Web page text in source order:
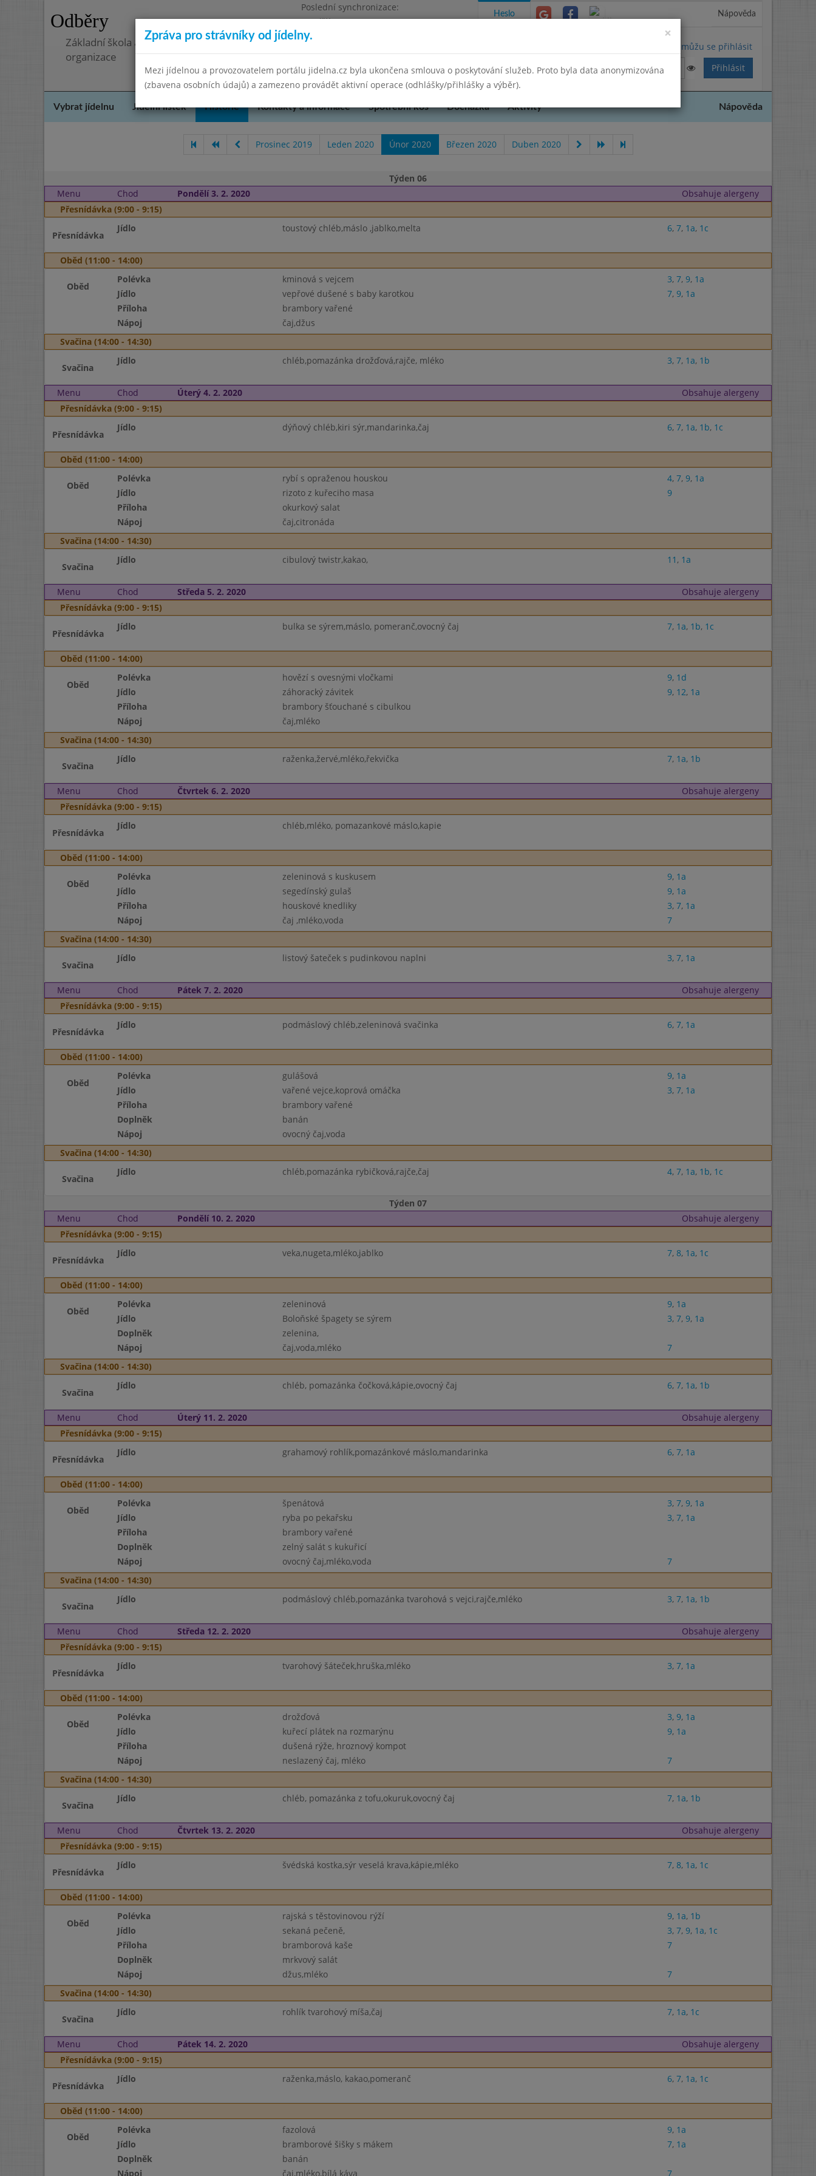
Odběry
Poslední synchronizace:
Pondělí 7.7.2025 9:58
Základní škola a mateřská škola, Pavlovice u Přerova, okres Přerov, příspěvková
organizace
Heslo Nápověda
Nemůžu se přihlásit
Vybrat jídelnu Jídelní lístek Historie Kontakty a informace Spotřební koš Docházka Aktivity Nápověda
Prosinec 2019 Leden 2020 Únor 2020 Březen 2020 Duben 2020
Týden 06
Menu
Chod Pondělí 3. 2. 2020
Obsahuje alergeny
Přesnídávka (9:00 - 9:15)
Přesnídávka
Jídlo toustový chléb,máslo ,jablko,melta 6, 7, 1a, 1c
Oběd (11:00 - 14:00)
Oběd
Polévka kminová s vejcem 3, 7, 9, 1a
Jídlo
vepřové dušené s baby karotkou 7, 9, 1a
Příloha
brambory vařené
Nápoj
čaj,džus
Svačina (14:00 - 14:30)
Svačina
Jídlo chléb,pomazánka drožďová,rajče, mléko 3, 7, 1a, 1b
Menu Chod Úterý 4. 2. 2020
Obsahuje alergeny
Přesnídávka (9:00 - 9:15)
Přesnídávka
Jídlo dýňový chléb,kiri sýr,mandarinka,čaj 6, 7, 1a, 1b, 1c
Oběd (11:00 - 14:00)
Oběd
Polévka rybí s opraženou houskou 4, 7, 9, 1a
Jídlo
rizoto z kuřeciho masa
9
Příloha
okurkový salat
Nápoj
čaj,citronáda
Svačina (14:00 - 14:30)
Svačina
Jídlo cibulový twistr,kakao, 11 , 1a
Menu Chod Středa 5. 2. 2020
Obsahuje alergeny
Přesnídávka (9:00 - 9:15)
Přesnídávka
Jídlo bulka se sýrem,máslo, pomeranč,ovocný čaj 7, 1a, 1b, 1c
Oběd (11:00 - 14:00)
Oběd
Polévka hovězí s ovesnými vločkami 9, 1d
Jídlo
záhoracký závitek 9, 12, 1a
Příloha
brambory šťouchané s cibulkou
Nápoj
čaj,mléko
Svačina (14:00 - 14:30)
Svačina
Jídlo raženka,žervé,mléko,řekvička 7, 1a, 1b
Menu Chod Čtvrtek 6. 2. 2020
Obsahuje alergeny
Přesnídávka (9:00 - 9:15)
Přesnídávka
Jídlo chléb,mléko, pomazankové máslo,kapie
Oběd (11:00 - 14:00)
Oběd
Polévka zeleninová s kuskusem 9, 1a
Jídlo
segedínský gulaš 9, 1a
Příloha
houskové knedliky 3, 7, 1a
Nápoj
čaj ,mléko,voda
7
Svačina (14:00 - 14:30)
Svačina
Jídlo listový šateček s pudinkovou naplni 3, 7, 1a
Menu Chod Pátek 7. 2. 2020
Obsahuje alergeny
Přesnídávka (9:00 - 9:15)
Přesnídávka
Jídlo podmáslový chléb,zeleninová svačinka 6, 7, 1a
Oběd (11:00 - 14:00)
Oběd
Polévka gulášová 9, 1a
Jídlo
vařené vejce,koprová omáčka 3, 7, 1a
Příloha
brambory vařené
Doplněk
banán
Nápoj
ovocný čaj,voda
Svačina (14:00 - 14:30)
Svačina
Jídlo chléb,pomazánka rybičková,rajče,čaj 4, 7, 1a, 1b, 1c
Týden 07
Menu
Chod Pondělí 10. 2. 2020
Obsahuje alergeny
Přesnídávka (9:00 - 9:15)
Přesnídávka
Jídlo veka,nugeta,mléko,jablko 7, 8, 1a, 1c
Oběd (11:00 - 14:00)
Oběd
Polévka zeleninová 9, 1a
Jídlo
Boloňské špagety se sýrem 3, 7, 9, 1a
Doplněk
zelenina,
Nápoj
čaj,voda,mléko
7
Svačina (14:00 - 14:30)
Svačina
Jídlo chléb, pomazánka čočková,kápie,ovocný čaj 6, 7, 1a, 1b
Menu Chod Úterý 11. 2. 2020
Obsahuje alergeny
Přesnídávka (9:00 - 9:15)
Přesnídávka
Jídlo grahamový rohlík,pomazánkové máslo,mandarinka 6, 7, 1a
Oběd (11:00 - 14:00)
Oběd
Polévka špenátová 3, 7, 9, 1a
Jídlo
ryba po pekařsku 3, 7, 1a
Příloha
brambory vařené
Doplněk
zelný salát s kukuřicí
Nápoj
ovocný čaj,mléko,voda
7
Svačina (14:00 - 14:30)
Svačina
Jídlo podmáslový chléb,pomazánka tvarohová s vejci,rajče,mléko 3, 7, 1a, 1b
Menu Chod Středa 12. 2. 2020
Obsahuje alergeny
Přesnídávka (9:00 - 9:15)
Přesnídávka
Jídlo tvarohový šáteček,hruška,mléko 3, 7, 1a
Oběd (11:00 - 14:00)
Oběd
Polévka drožďová 3, 9, 1a
Jídlo
kuřecí plátek na rozmarýnu 9, 1a
Příloha
dušená rýže, hroznový kompot
Nápoj
neslazený čaj, mléko
7
Svačina (14:00 - 14:30)
Svačina
Jídlo chléb, pomazánka z tofu,okuruk,ovocný čaj 7, 1a, 1b
Menu Chod Čtvrtek 13. 2. 2020
Obsahuje alergeny
Přesnídávka (9:00 - 9:15)
Přesnídávka
Jídlo švédská kostka,sýr veselá krava,kápie,mléko 7, 8, 1a, 1c
Oběd (11:00 - 14:00)
Oběd
Polévka rajská s těstovinovou rýží 9, 1a, 1b
Jídlo
sekaná pečeně, 3, 7, 9, 1a, 1c
Příloha
bramborová kaše
7
Doplněk
mrkvový salát
Nápoj
džus,mléko
7
Svačina (14:00 - 14:30)
Svačina
Jídlo rohlík tvarohový míša,čaj 7, 1a, 1c
Menu Chod Pátek 14. 2. 2020
Obsahuje alergeny
Přesnídávka (9:00 - 9:15)
Přesnídávka
Jídlo raženka,máslo, kakao,pomeranč 6, 7, 1a, 1c
Oběd (11:00 - 14:00)
Oběd
Polévka fazolová 9, 1a
Jídlo
bramborové šišky s mákem 7, 1a
Doplněk
banán
Nápoj
čaj,mléko,bílá káva 7
×
Zpráva pro strávníky od jídelny.
Mezi jídelnou a provozovatelem portálu jidelna.cz byla ukončena smlouva o poskytování služeb. Proto byla data anonymizována
(zbavena osobních údajů) a zamezeno provádět aktivní operace (odhlášky/přihlášky a výběr).